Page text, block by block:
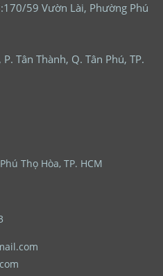
59 Vườn Lài, Phường Phú
Tân Thành, Q. Tân Phú, TP.
Thọ Hòa, TP. HCM